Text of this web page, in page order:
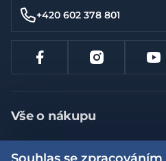
+420 602 378 801
Vše o nákupu
Jak nakupovat